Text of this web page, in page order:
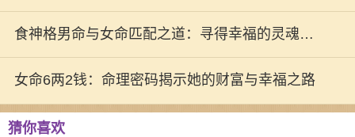
探讨
食神格男命与女命匹配之道：寻得幸福的灵魂伴
侣
女命6两2钱：命理密码揭示她的财富与幸福之路
猜你喜欢